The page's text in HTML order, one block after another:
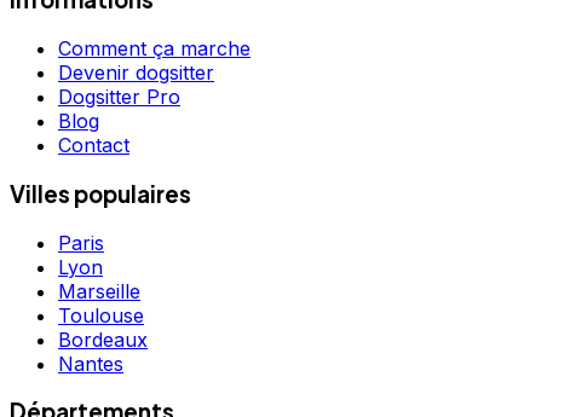
Comment ça marche
Devenir dogsitter
Dogsitter Pro
Blog
Contact
Villes populaires
Paris
Lyon
Marseille
Toulouse
Bordeaux
Nantes